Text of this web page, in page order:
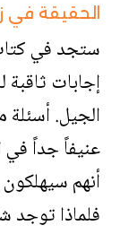
الحقيقة في
ستجد في
إجابات ثاقبة
الجيل. أسئلة
عنيفاً جداً في
أنهم
فلماذا توجد